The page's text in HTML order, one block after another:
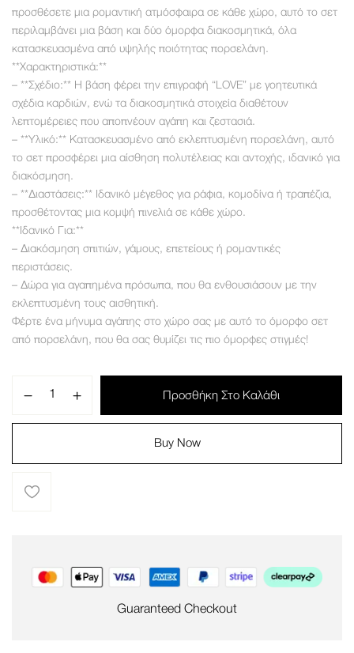
προσθέσετε μια ρομαντική ατμόσφαιρα σε κάθε χώρο, αυτό το σετ
περιλαμβάνει μια βάση και δύο όμορφα διακοσμητικά, όλα
κατασκευασμένα από υψηλής ποιότητας πορσελάνη.
**Χαρακτηριστικά:**
– **Σχέδιο:** Η βάση φέρει την επιγραφή “LOVE” με γοητευτικά
σχέδια καρδιών, ενώ τα διακοσμητικά στοιχεία διαθέτουν
λεπτομέρειες που αποπνέουν αγάπη και ζεστασιά.
– **Υλικό:** Κατασκευασμένο από εκλεπτυσμένη πορσελάνη, αυτό
το σετ προσφέρει μια αίσθηση πολυτέλειας και αντοχής, ιδανικό για
διακόσμηση.
– **Διαστάσεις:** Ιδανικό μέγεθος για ράφια, κομοδίνα ή τραπέζια,
προσθέτοντας μια κομψή πινελιά σε κάθε χώρο.
**Ιδανικό Για:**
– Διακόσμηση σπιτιών, γάμους, επετείους ή ρομαντικές
περιστάσεις.
– Δώρα για αγαπημένα πρόσωπα, που θα ενθουσιάσουν με την
εκλεπτυσμένη τους αισθητική.
Φέρτε ένα μήνυμα αγάπης στο χώρο σας με αυτό το όμορφο σετ
από πορσελάνη, που θα σας θυμίζει τις πιο όμορφες στιγμές!
Προσθήκη Στο Καλάθι
Buy Now
Guaranteed Checkout